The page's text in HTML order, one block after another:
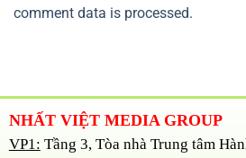
comment data is processed.
NHẤT VIỆT MEDIA GROUP
VP1: Tầng 3, Tòa nhà Trung tâm